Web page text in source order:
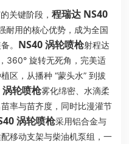
关键阶段， 程瑞达 NS40
耐用的核心优势，成为全国
。 NS40 涡轮喷枪射程达
360° 旋转无死角，完美适
区，从播种 “蒙头水” 到拔
涡轮喷枪雾化绵密、水滴柔
率与苗齐度，同时比漫灌节
涡轮喷枪采用铝合金与
移动支架与柴油机泵组，一